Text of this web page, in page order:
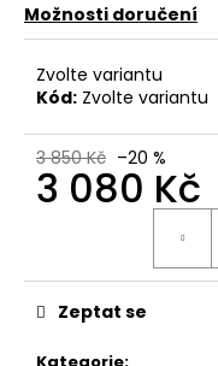
Možnosti doručení
Zvolte variantu
Kód: Zvolte variantu
3 850 Kč –20 %
3 080 Kč
Kategorie:
Zeptat se
D
o
p
o
r
u
u
m
e